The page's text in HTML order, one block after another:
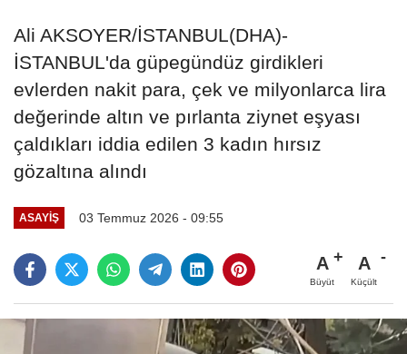
Ali AKSOYER/İSTANBUL(DHA)-
İSTANBUL'da güpegündüz girdikleri
evlerden nakit para, çek ve milyonlarca lira
değerinde altın ve pırlanta ziynet eşyası
çaldıkları iddia edilen 3 kadın hırsız
gözaltına alındı
ASAYIŞ 03 Temmuz 2026 - 09:55
A
Büyüt
A
Küçült